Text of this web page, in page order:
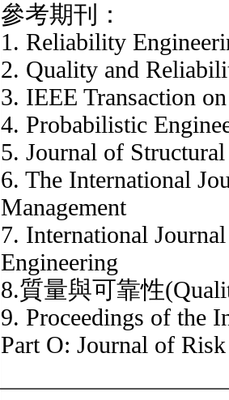
參考期刊：
1. Reliability
2. Quality and
3. IEEE Transaction
4. Probabilistic
5. Journal of
6. The International
Management
7. International
Engineering
8.質量與可靠性
9. Proceedings of the
Part O: Journal of